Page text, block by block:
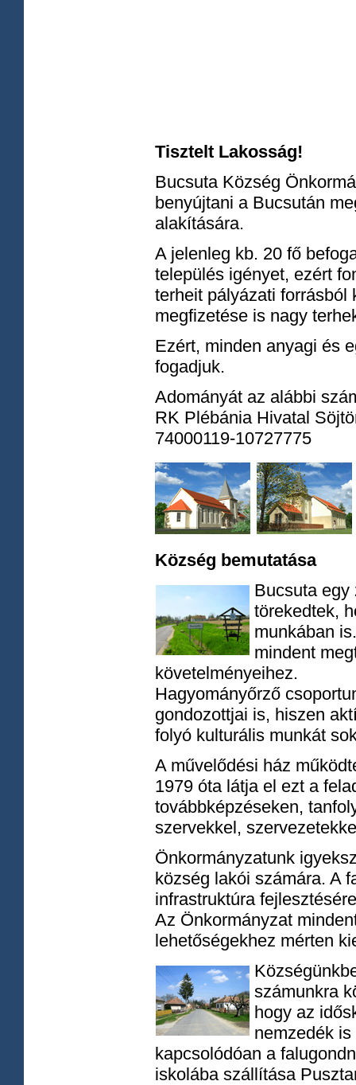
Tisztelt Lakosság!
Bucsuta Község
benyújtani a Bucsután
alakítására.
A jelenleg kb. 20 fő
település igényet, ezért
terheit pályázati
megfizetése is nagy
Ezért, minden anyagi és
fogadjuk.
Adományát az alábbi
RK Plébánia Hivatal
74000119-10727775
Község bemutatása
Bucsuta egy
törekedtek,
munkában
mindent
követelményeihez.
Hagyományőrző
gondozottjai is, hiszen
folyó kulturális munkát
A művelődési ház
1979 óta látja el ezt a
továbbképzéseken,
szervekkel,
Önkormányzatunk
község lakói számára. A
infrastruktúra
Az Önkormányzat
lehetőségekhez mérten
számunkra
hogy az
nemzedék
kapcsolódóan a
iskolába szállítása